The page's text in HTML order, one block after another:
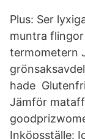
Plus: Ser
muntra
termometern
hade
Jämför
Inköpsställe: